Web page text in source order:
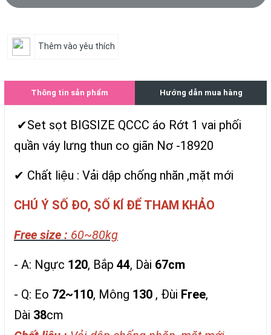
Thêm vào yêu thích
Thông tin sản phẩm Hướng dẫn mua hàng
✔Set sọt BIGSIZE QCCC áo Rớt 1 vai phối
quần váy lưng thun co giãn Nơ -18920
✔ Chất liệu : Vải dập chống nhăn ,mặt mới
CHÚ Ý SỐ ĐO, SỐ KÍ ĐỂ THAM KHẢO
Free size : 60~80kg
- A: Ngực 120, Bắp 44, Dài 67cm
- Q: Eo 72~110, Mông 130 , Đùi Free,
Dài 38cm